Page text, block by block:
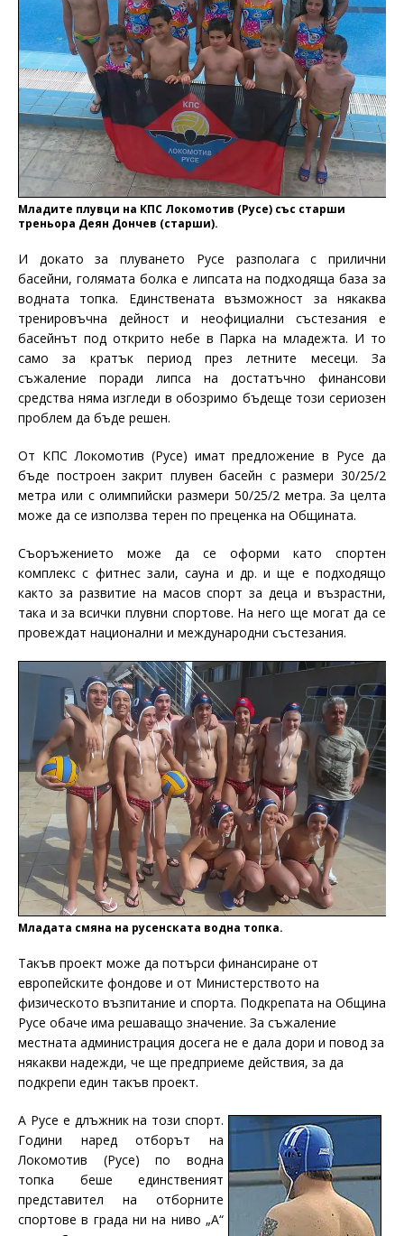
Младите плувци на КПС Локомотив (Русе) със старши
треньора Деян Дончев (старши).
И докато за плуването Русе разполага с прилични
басейни, голямата болка е липсата на подходяща база за
водната топка. Единствената възможност за някаква
тренировъчна дейност и неофициални състезания е
басейнът под открито небе в Парка на младежта. И то
само за кратък период през летните месеци. За
съжаление поради липса на достатъчно финансови
средства няма изгледи в обозримо бъдеще този сериозен
проблем да бъде решен.
От КПС Локомотив (Русе) имат предложение в Русе да
бъде построен закрит плувен басейн с размери 30/25/2
метра или с олимпийски размери 50/25/2 метра. За целта
може да се използва терен по преценка на Общината.
Съоръжението може да се оформи като спортен
комплекс с фитнес зали, сауна и др. и ще е подходящо
както за развитие на масов спорт за деца и възрастни,
така и за всички плувни спортове. На него ще могат да се
провеждат национални и международни състезания.
Младата смяна на русенската водна топка.
Такъв проект може да потърси финансиране от
европейските фондове и от Министерството на
физическото възпитание и спорта. Подкрепата на Община
Русе обаче има решаващо значение. За съжаление
местната администрация досега не е дала дори и повод за
някакви надежди, че ще предприеме действия, за да
подкрепи един такъв проект.
А Русе е длъжник на този спорт.
Години наред отборът на
Локомотив (Русе) по водна
топка беше единственият
представител на отборните
спортове в града ни на ниво „А“